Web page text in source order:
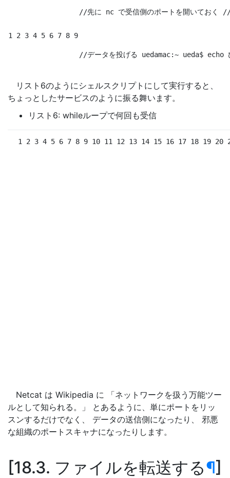
1 2 3 4 5 6 7 8 9
//先に nc で受信側のポートを開いておく
//データを投げる uedamac:~ ueda$ echo
リスト6のようにシェルスクリプトにして実行すると、
ちょっとしたサービスのように振る舞います。
リスト6: whileループで何回も受信
1 2 3 4 5 6 7 8 9 10 11 12 13 14 15 16 17 18 19 20
Netcat は Wikipedia に 「ネットワークを扱う万能ツー
ルとして知られる。」 とあるように、単にポートをリッ
スンするだけでなく、 データの送信側になったり、 邪悪
な組織のポートスキャナになったりします。
18.3. ファイルを転送する¶